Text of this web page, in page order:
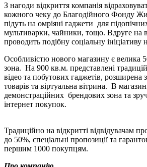
З нагоди відкриття компанія
кожного чеку до Благодійного Фонду
підуть на омріяні гаджети для
мультиварки, чайники, тощо. Вдруге на
проводить подібну соціальну ініціативу
Особливістю нового магазину є велика
зона. На 900 кв.м. представлені
відео та побутових гаджетів, розширена
товарів та віртуальна вітрина. В
демонстраційних брендових зона та
інтернет покупок.
Традиційно на відкритті відвідувачам
до 50%, спеціальні пропозиції та
першим 1000 покупцям.